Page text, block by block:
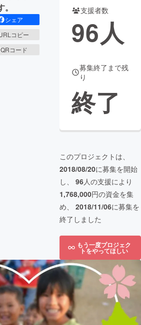
シェア
コピー
QRコード
支援者数
96人
募集終了まで残
り
終了
このプロジェクトは、
2018/08/20に募集を開始
し、 96人の支援により
1,768,000円の資金を集
め、 2018/11/06に募集を
終了しました
もう一度プロジェク
トをやってほしい